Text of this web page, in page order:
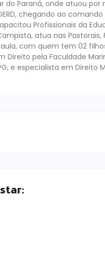
do Paraná, onde atuou
chegando ao
Profissionais da
atua nas
com quem tem 02
pela Faculdade
e especialista em Direito